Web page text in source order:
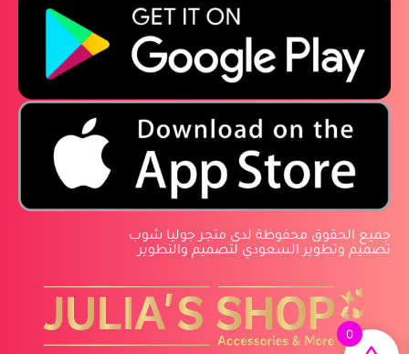
‏جميع الحقوق محفوظة لدى متجر جوليا شوب
‏تصميم وتطوير السعودي لتصميم والتطوير
0